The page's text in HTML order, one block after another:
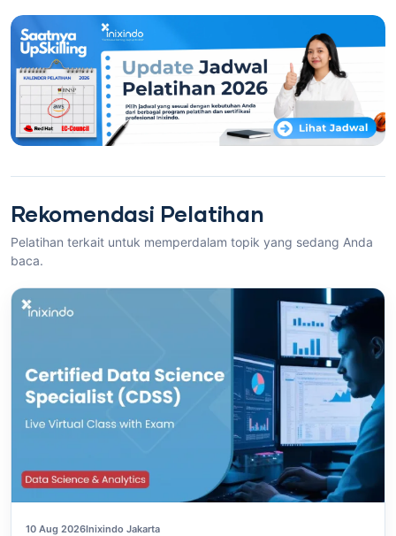
Rekomendasi Pelatihan
Pelatihan terkait untuk memperdalam topik yang sedang Anda
baca.
10 Aug 2026Inixindo Jakarta